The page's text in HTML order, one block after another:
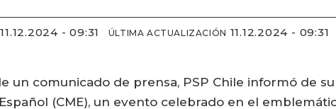
11.12.2024 - 09:31 ÚLTIMA ACTUALIZACIÓN 11.12.2024 - 09:31
un comunicado de prensa, PSP Chile informó de
(CME), un evento celebrado en el